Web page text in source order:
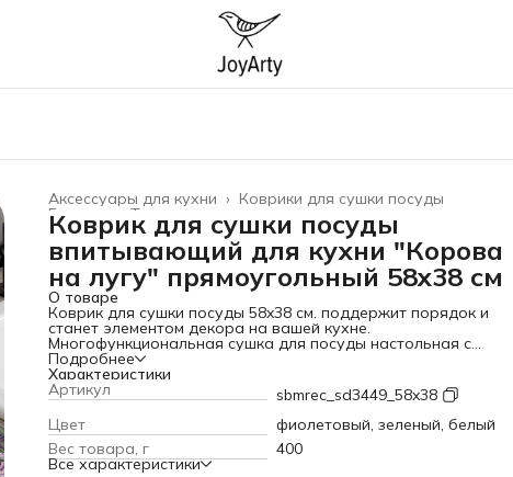
Коврики для сушки посуды
Аксессуары для кухни ›
Товары для дома
Главная
Коврик для сушки посуды
впитывающий для кухни "Корова
на лугу" прямоугольный 58x38 см
О товаре
Коврик для сушки посуды 58x38 см. поддержит порядок и
станет элементом декора на вашей кухне.
Многофункциональная сушка для посуды настольная с
резиновой и противоскользящей основой делает его
водонепроницаемым и нескользящим. Резиновый коврик - это
хороший выбор для сушки мокрой посуды. Он прочный и
термостойкий, устойчив к воде и моющим средствам. Чудо
сушилку используют для сушки тарелок, столовых приборов,
детских бутылочек, мокрых фруктов, овощей и зелени. Его
можно использовать для шкафчика и ящика. Универсальный
кухонный коврик под посуду безопасен для здоровья и
Подробнее
Характеристики
Артикул
sbmrec_sd3449_58x38
Цвет
фиолетовый, зеленый, белый
Вес товара, г
400
Все характеристики